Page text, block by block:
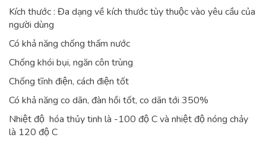
Kích thước : Đa dạng về kích thước tùy thuộc vào yêu cầu của
người dùng
Có khả năng chống thấm nước
Chống khói bụi, ngăn côn trùng
Chống tĩnh điện, cách điện tốt
Có khả năng co dãn, đàn hồi tốt, co dãn tới 350%
Nhiệt độ hóa thủy tinh là -100 độ C và nhiệt độ nóng chảy
là 120 độ C